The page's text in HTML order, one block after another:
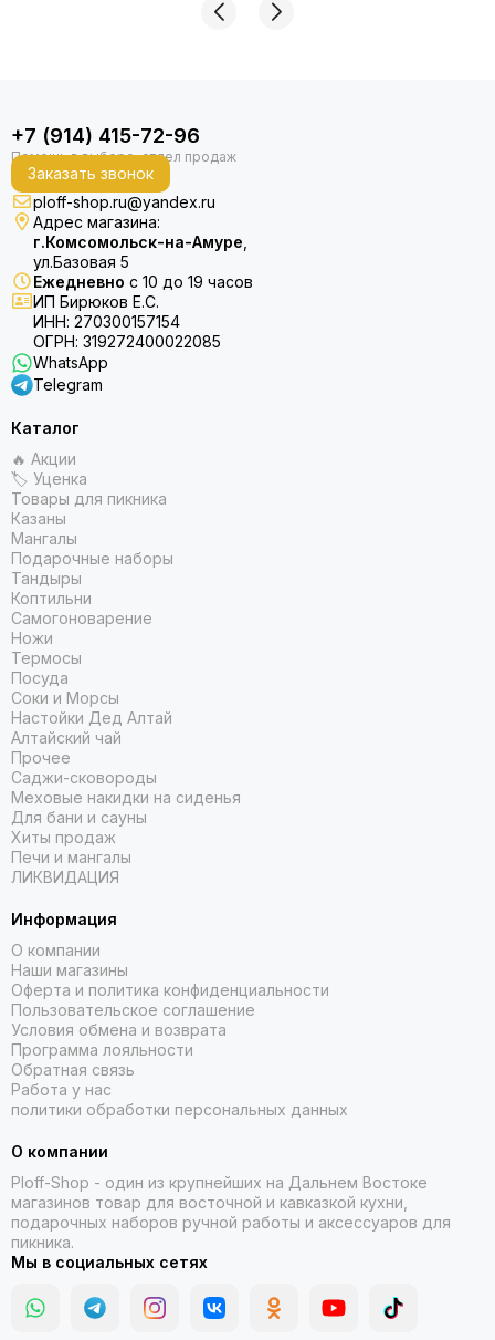
+7 (914) 415-72-96
Заказать звонок
ploff-shop.ru@yandex.ru
Адрес магазина:
г.Комсомольск-на-Амуре
ул.Базовая 5
Ежедневно с 10 до 19 часов
ИП Бирюков Е.С.
ИНН: 270300157154
ОГРН: 319272400022085
WhatsApp
Telegram
Каталог
🔥 Акции
🏷 Уценка
Товары для пикника
Казаны
Мангалы
Подарочные наборы
Тандыры
Коптильни
Самогоноварение
Ножи
Термосы
Посуда
Соки и Морсы
Настойки Дед Алтай
Алтайский чай
Прочее
Саджи-сковороды
Меховые накидки на сиденья
Для бани и сауны
Хиты продаж
Печи и мангалы
ЛИКВИДАЦИЯ
Информация
О компании
Наши магазины
Оферта и политика конфиденциальности
Пользовательское соглашение
Условия обмена и возврата
Программа лояльности
Обратная связь
Работа у нас
политики обработки персональных данных
О компании
Ploff-Shop - один из крупнейших на Дальнем Востоке
магазинов товар для восточной и кавказкой кухни,
подарочных наборов ручной работы и аксессуаров для
пикника.
Мы в социальных сетях